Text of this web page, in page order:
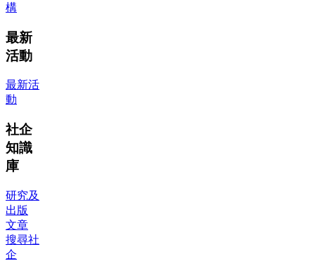
構
最新
活動
最新活
動
社企
知識
庫
研究及
出版
文章
搜尋社
企